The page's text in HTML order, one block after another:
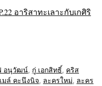
อาริสาทะเลาะกับเกศิริ
อนุวัฒน์, กู่ เอกสิทธิ์, คริส
มล์ คะนึงนิจ, ละครใหม่, ละคร